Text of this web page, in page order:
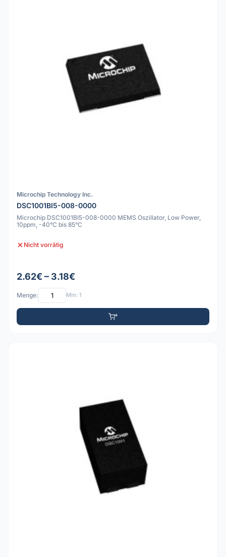
Microchip Technology Inc.
DSC1001BI5-008-0000
Microchip DSC1001BI5-008-0000 MEMS Oszillator, Low Power,
10ppm, -40°C bis 85°C
Nicht vorrätig
2.62€ – 3.18€
Menge: Min: 1